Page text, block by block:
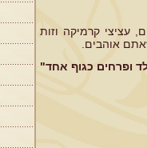
עציצי קרמיקה וזות
אוהבים.
ופרחים כגוף אחד"